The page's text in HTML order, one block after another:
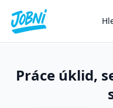
Práce úklid,